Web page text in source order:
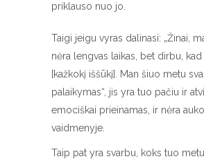
priklauso nuo jo.
Taigi jeigu vyras dalinasi: „Žinai,
nėra lengvas laikas, bet dirbu,
[kažkokį iššūkį]. Man šiuo metu
palaikymas“, jis yra tuo pačiu ir
emociškai prieinamas, ir nėra
vaidmenyje.
Taip pat yra svarbu, koks tuo